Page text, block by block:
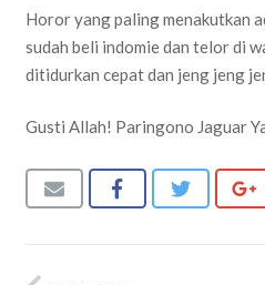
Horor yang paling menakutkan
sudah beli indomie dan telor di
ditidurkan cepat dan jeng jeng
Gusti Allah! Paringono Jaguar